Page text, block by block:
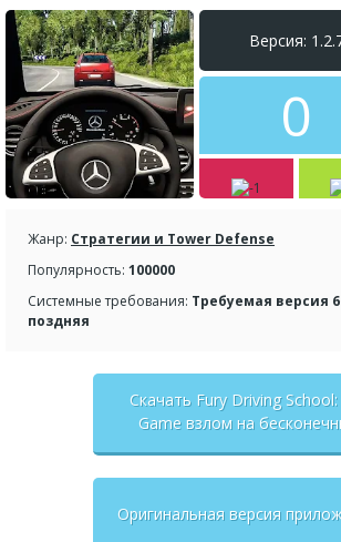
Версия:
0
Жанр: Стратегии и Tower Defense
Популярность: 100000
Системные требования: Требуемая версия
поздняя
Скачать Fury Driving School:
Game взлом на
Оригинальная версия